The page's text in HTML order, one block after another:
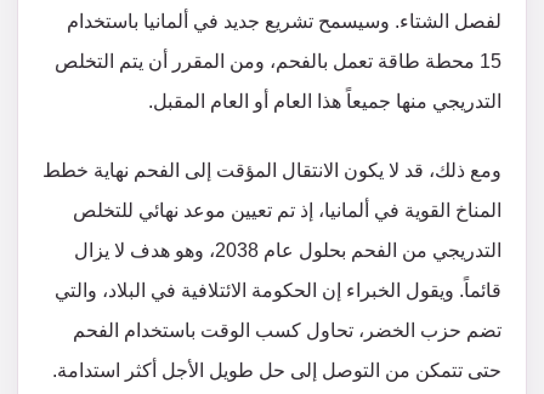
لفصل الشتاء. وسيسمح تشريع جديد في ألمانيا باستخدام
15 محطة طاقة تعمل بالفحم، ومن المقرر أن يتم التخلص
التدريجي منها جميعاً هذا العام أو العام المقبل.
ومع ذلك، قد لا يكون الانتقال المؤقت إلى الفحم نهاية خطط
المناخ القوية في ألمانيا، إذ تم تعيين موعد نهائي للتخلص
التدريجي من الفحم بحلول عام 2038، وهو هدف لا يزال
قائماً. ويقول الخبراء إن الحكومة الائتلافية في البلاد، والتي
تضم حزب الخضر، تحاول كسب الوقت باستخدام الفحم
حتى تتمكن من التوصل إلى حل طويل الأجل أكثر استدامة.